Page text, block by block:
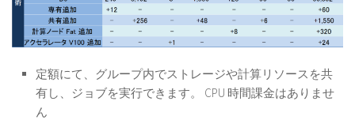
定額にて、グループ内でストレージや計算リソースを共
有し、ジョブを実行できます。 CPU 時間課金はありませ
ん